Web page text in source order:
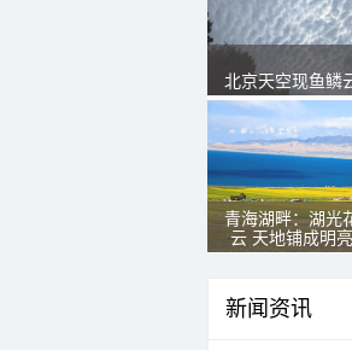
北京天空现鱼鳞
青海湖畔：湖光
云 天地铺成明
新闻资讯